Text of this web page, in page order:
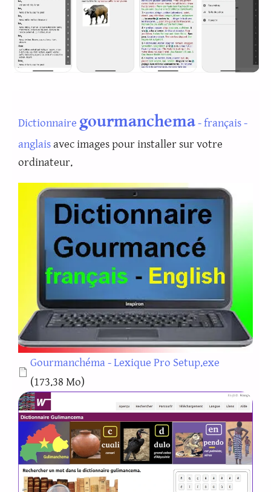
Dictionnaire gourmanchema- français -
anglaisavec images pour installer sur votre
ordinateur.
Document
Gourmanchéma - Lexique Pro Setup.exe
(173.38 Mo)